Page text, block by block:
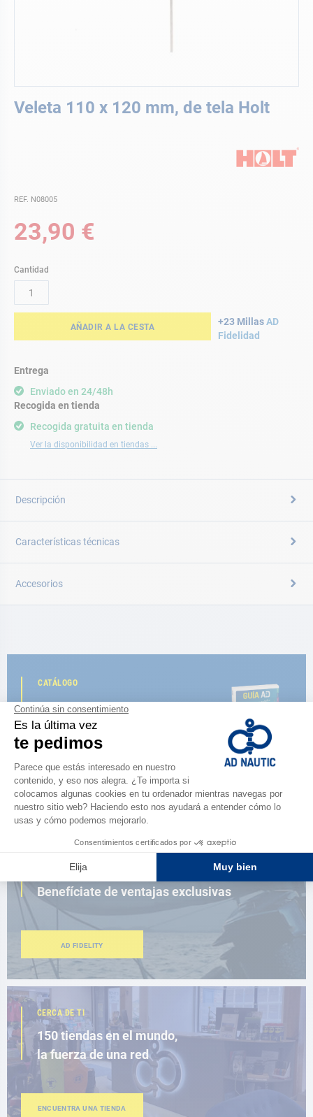
Veleta 110 x 120 mm, de tela Holt
REF. N08005
23,90 €
Cantidad
AÑADIR A LA CESTA +23 MillasAD
Fidelidad
Entrega
Enviado en 24/48h
Recogida gratuita en tienda
Ver la disponibilidad en tiendas ...
Recogida en tienda
al
Descripción
Características técnicas
Accesorios
CATÁLOGO
Descubre
la nueva guía AD 2026
NAVEGAR POR EL CATÁLOGO
¿Eres apasionado?
Benefíciate de ventajas exclusivas
AD FIDELITY
CERCA DE TI
150 tiendas en el mundo,
la fuerza de una red
ENCUENTRA UNA TIENDA